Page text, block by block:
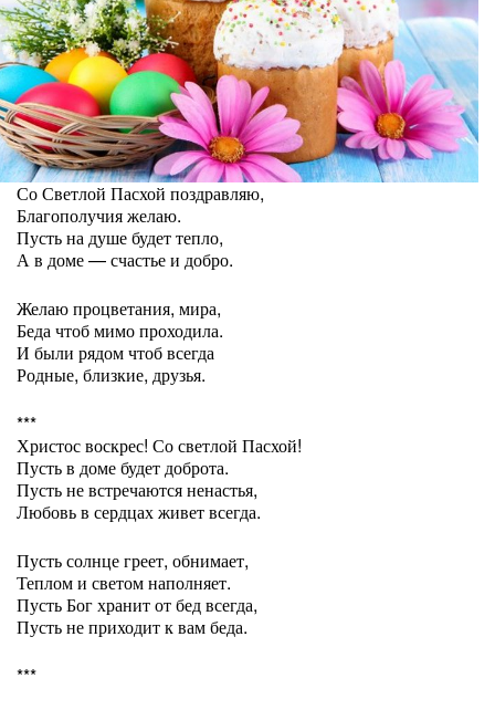
Со Светлой Пасхой поздравляю,
Благополучия желаю.
Пусть на душе будет тепло,
А в доме — счастье и добро.
Желаю процветания, мира,
Беда чтоб мимо проходила.
И были рядом чтоб всегда
Родные, близкие, друзья.
***
Христос воскрес! Со светлой Пасхой!
Пусть в доме будет доброта.
Пусть не встречаются ненастья,
Любовь в сердцах живет всегда.
Пусть солнце греет, обнимает,
Теплом и светом наполняет.
Пусть Бог хранит от бед всегда,
Пусть не приходит к вам беда.
***